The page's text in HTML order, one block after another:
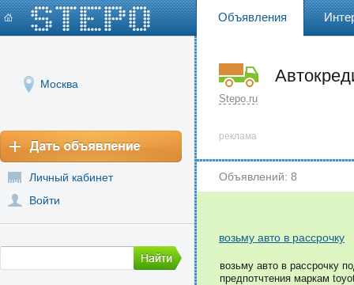
Объявления
Москва
Личный кабинет
Войти
Stepo.ru
реклама
Объявлений: 8
возьму авто в рассрочку
возьму авто в рассрочку
предпотчтения маркам